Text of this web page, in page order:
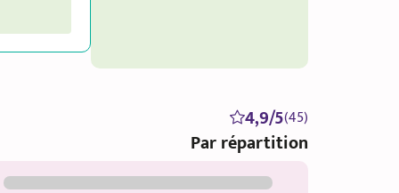
4,9/5(45)
Par répartition